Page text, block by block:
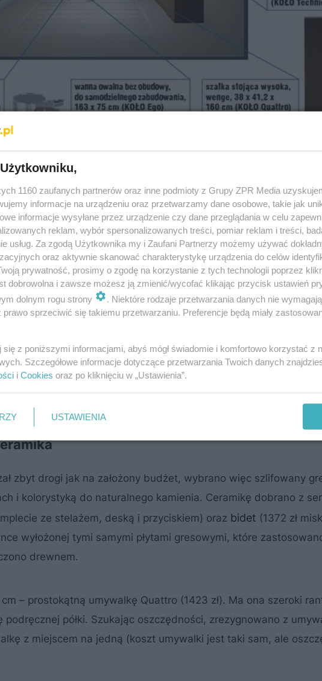
na łazienkę z projektu Murator D09 -
wnętrza, którego geometryczne formy będą
materiałów – drewna i trawertynu.
zbyt drogi jak na założony budżet, wybrano więc szlifowany
i kolorystyką do naturalnego kamienia. Ceramikę dobrano z
ze stelażem, deską i przyciskiem) oraz bidet (1372 zł
wyłożonej tymi samymi płytami gresowymi, które
drewnem.
– prostokątną umywalkę Quattro (1423 zł). Ma ona szeroki
podręcznej półki. Szukając oszczędności, zrezygnowano z
z miejscem na jedną (koszt umywalki jest taki sam, ale
1160 zaufanych partnerów oraz inne podmioty z Grupy ZPR Media
informacje na urządzeniu oraz przetwarzamy dane osobowe, takie jak
informacje wysyłane przez urządzenie czy dane przeglądania w celu
reklam, wybór spersonalizowanych treści, pomiar reklam i treści,
usług. Za zgodą Użytkownika my i Zaufani Partnerzy możemy używać
oraz aktywnie skanować charakterystykę urządzenia do celów
prywatność, prosimy o zgodę na korzystanie z tych technologii poprzez
dobrowolna i zawsze możesz ją zmienić/wycofać klikając przycisk ustawień
dolnym rogu strony
. Niektóre rodzaje przetwarzania danych nie
prawo sprzeciwić się takiemu przetwarzaniu. Preferencje będą miały
się z poniższymi informacjami, abyś mógł świadomie i komfortowo korzystać z
Szczegółowe informacje dotyczące przetwarzania Twoich danych
i Cookies oraz po kliknięciu w „Ustawienia”.
USTAWIENIA